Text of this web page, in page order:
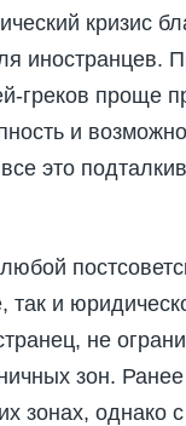
кризис
иностранцев.
греков проще
и
это
так и
не
зон.
зонах, однако